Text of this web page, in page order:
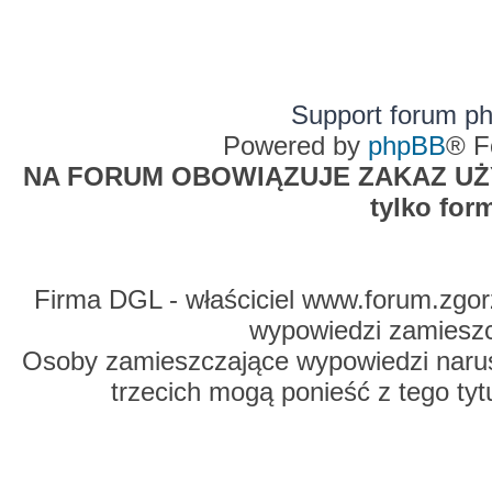
Support forum
Powered by phpBB®
NA FORUM OBOWIĄZUJE ZAKAZ
tylko
Firma DGL - właściciel
wypowiedzi
Osoby zamieszczające wypowiedzi
trzecich mogą ponieść z tego